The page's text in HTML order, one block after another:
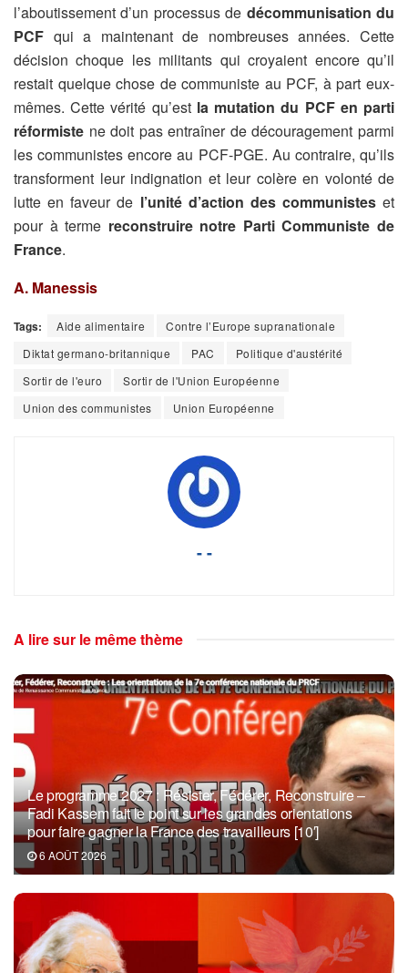
l’aboutissement d’un processus de décommunisation du
PCF qui a maintenant de nombreuses années. Cette
décision choque les militants qui croyaient encore qu’il
restait quelque chose de communiste au PCF, à part eux-
mêmes. Cette vérité qu’est la mutation du PCF en parti
réformiste ne doit pas entraîner de découragement parmi
les communistes encore au PCF-PGE. Au contraire, qu’ils
transforment leur indignation et leur colère en volonté de
lutte en faveur de l’unité d’action des communisteset
pour à terme reconstruire notre Parti Communiste de
France.
A. Manessis
Tags: Aide alimentaire
Contre l’Europe supranationale
Diktat germano-britannique
PAC
Politique d'austérité
Sortir de l'euro
Sortir de l'Union Européenne
Union des communistes
Union Européenne
- -
A lire sur le même thème
Le programme 2027 : Résister, Fédérer, Reconstruire –
Fadi Kassem fait le point sur les grandes orientations
pour faire gagner la France des travailleurs [10′]
6 AOÛT 2026